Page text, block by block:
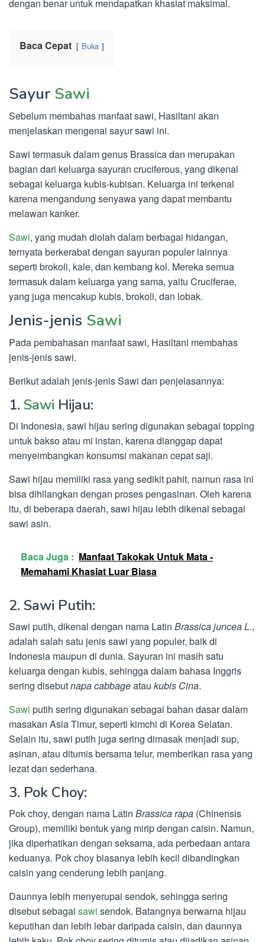
dengan benar untuk mendapatkan khasiat maksimal.
Baca Cepat Buka
Sayur Sawi
Sebelum membahas manfaat sawi, Hasiltani akan
menjelaskan mengenai sayur sawi ini.
Sawi termasuk dalam genus Brassica dan merupakan
bagian dari keluarga sayuran cruciferous, yang dikenal
sebagai keluarga kubis-kubisan. Keluarga ini terkenal
karena mengandung senyawa yang dapat membantu
melawan kanker.
Sawi, yang mudah diolah dalam berbagai hidangan,
ternyata berkerabat dengan sayuran populer lainnya
seperti brokoli, kale, dan kembang kol. Mereka semua
termasuk dalam keluarga yang sama, yaitu Cruciferae,
yang juga mencakup kubis, brokoli, dan lobak.
Jenis-jenis Sawi
Pada pembahasan manfaat sawi, Hasiltani membahas
jenis-jenis sawi.
Berikut adalah jenis-jenis Sawi dan penjelasannya:
1. Sawi Hijau:
Di Indonesia, sawi hijau sering digunakan sebagai topping
untuk bakso atau mi instan, karena dianggap dapat
menyeimbangkan konsumsi makanan cepat saji.
Sawi hijau memiliki rasa yang sedikit pahit, namun rasa ini
bisa dihilangkan dengan proses pengasinan. Oleh karena
itu, di beberapa daerah, sawi hijau lebih dikenal sebagai
sawi asin.
Baca Juga : Manfaat Takokak Untuk Mata -
Memahami Khasiat Luar Biasa
2. Sawi Putih:
Sawi putih, dikenal dengan nama Latin Brassica juncea L.,
adalah salah satu jenis sawi yang populer, baik di
Indonesia maupun di dunia. Sayuran ini masih satu
keluarga dengan kubis, sehingga dalam bahasa Inggris
sering disebutnapa cabbageatau kubis Cina.
Sawi putih sering digunakan sebagai bahan dasar dalam
masakan Asia Timur, seperti kimchi di Korea Selatan.
Selain itu, sawi putih juga sering dimasak menjadi sup,
asinan, atau ditumis bersama telur, memberikan rasa yang
lezat dan sederhana.
3. Pok Choy:
Pok choy, dengan nama Latin Brassica rapa (Chinensis
Group), memiliki bentuk yang mirip dengan caisin. Namun,
jika diperhatikan dengan seksama, ada perbedaan antara
keduanya. Pok choy biasanya lebih kecil dibandingkan
caisin yang cenderung lebih panjang.
Daunnya lebih menyerupai sendok, sehingga sering
disebut sebagai sawi sendok. Batangnya berwarna hijau
keputihan dan lebih lebar daripada caisin, dan daunnya